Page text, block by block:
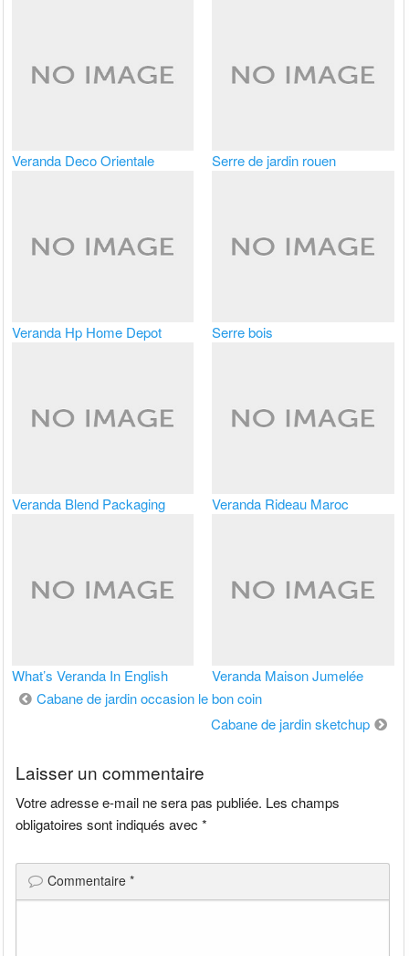
Veranda Deco Orientale Serre de jardin rouen
Veranda Hp Home Depot Serre bois
Veranda Blend Packaging Veranda Rideau Maroc
What’s Veranda In English Veranda Maison Jumelée
Navigation
Cabane de jardin occasion le bon coin
Cabane de jardin sketchup
Laisser un commentaire
Votre adresse e-mail ne sera pas publiée. Les champs
obligatoires sont indiqués avec*
Commentaire*